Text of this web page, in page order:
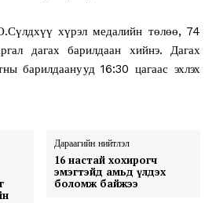
хүрэл медалийн төлөө, 74
дагах барилдаан хийнэ. Дагах
барилдаанууд 16:30 цагаас эхлэх
Дараагийн нийтлэл
16 настай хохирогч
эмэгтэйд амьд үлдэх
боломж байжээ